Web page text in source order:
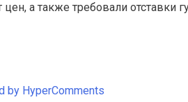
а также требовали отставки
by HyperComments